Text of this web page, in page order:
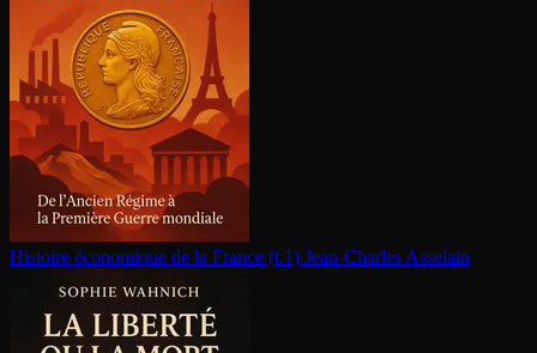
Histoire économique de la France (t.1) Jean-Charles Asselain